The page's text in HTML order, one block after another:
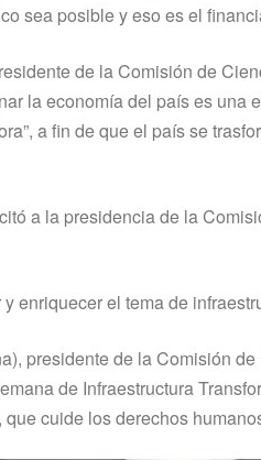
sea posible y eso es el
de la Comisión de
la economía del país es una
a fin de que el país se
a la presidencia de la
enriquecer el tema de
presidente de la Comisión
de Infraestructura
cuide los derechos